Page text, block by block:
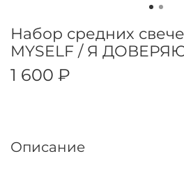
Набор средних
MYSELF / Я
1 600 ₽
Описание